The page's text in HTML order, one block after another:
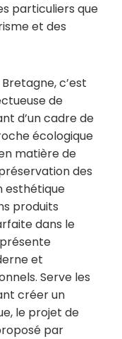
particuliers que
et des
c’est
de
d’un cadre de
écologique
matière de
des
esthétique
produits
dans le
et
Serve les
créer un
le projet de
par